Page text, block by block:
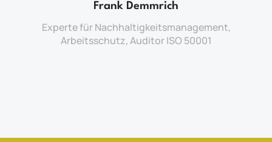
Frank Demmrich
Experte für Nachhaltigkeitsmanagement,
Arbeitsschutz, Auditor ISO 50001